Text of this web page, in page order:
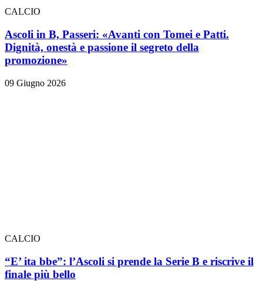
CALCIO
Ascoli in B, Passeri: «Avanti con Tomei e Patti.
Dignità, onestà e passione il segreto della
promozione»
09 Giugno 2026
CALCIO
“E’ ita bbe”: l’Ascoli si prende la Serie B e riscrive il
finale più bello